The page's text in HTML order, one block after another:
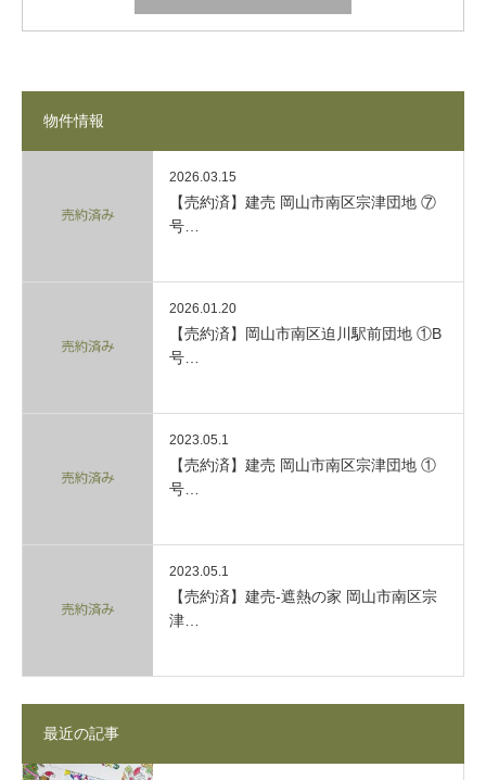
物件情報
2026.03.15
【売約済】建売 岡山市南区宗津団地 ⑦
号…
2026.01.20
【売約済】岡山市南区迫川駅前団地 ①B
号…
2023.05.1
【売約済】建売 岡山市南区宗津団地 ①
号…
2023.05.1
【売約済】建売-遮熱の家 岡山市南区宗
津…
最近の記事